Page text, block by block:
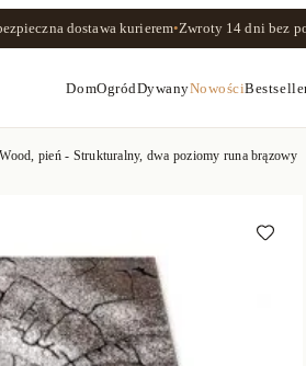
dostawa kurierem•Zwroty 14 dnibez
DomOgródDywanyNowości
pień - Strukturalny, dwa poziomy runa brązowy